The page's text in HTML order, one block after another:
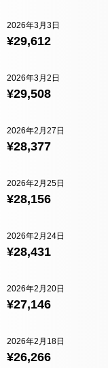
¥29,612
2026年3月3日
¥29,508
2026年3月2日
¥28,377
2026年2月27日
¥28,156
2026年2月25日
¥28,431
2026年2月24日
¥27,146
2026年2月20日
¥26,266
2026年2月18日